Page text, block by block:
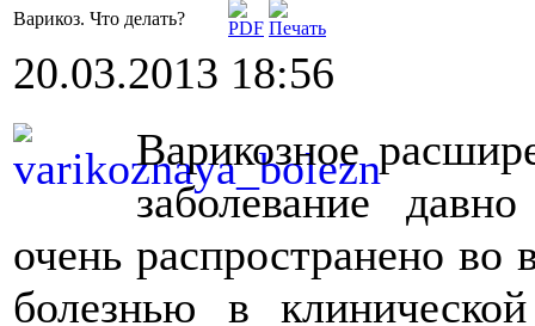
Варикоз. Что делать?
20.03.2013 18:56
Варикозное
заболевание
очень распространено
болезнью в